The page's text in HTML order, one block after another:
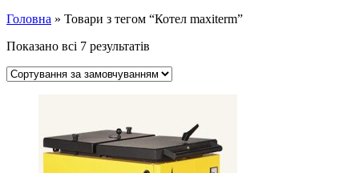
Головна » Товари з тегом “Котел maxiterm”
Показано всі 7 результатів